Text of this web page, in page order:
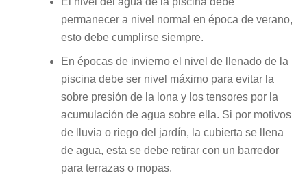
permanecer a nivel normal en época de verano,
esto debe cumplirse siempre.
En épocas de invierno el nivel de llenado de la
piscina debe ser nivel máximo para evitar la
sobre presión de la lona y los tensores por la
acumulación de agua sobre ella. Si por motivos
de lluvia o riego del jardín, la cubierta se llena
de agua, esta se debe retirar con un barredor
para terrazas o mopas.